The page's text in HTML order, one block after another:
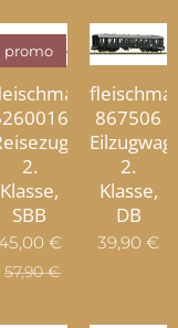
2.
Klasse,
SBB
promo
€
57,90€
867506
2.
Klasse,
DB
39,90 €